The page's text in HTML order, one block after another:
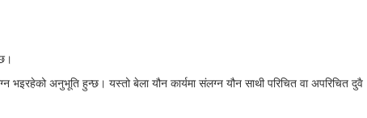
अनुभूति हुन्छ। यस्तो बेला यौन कार्यमा संलग्न यौन साथी परिचित वा अपरिचित दुवै